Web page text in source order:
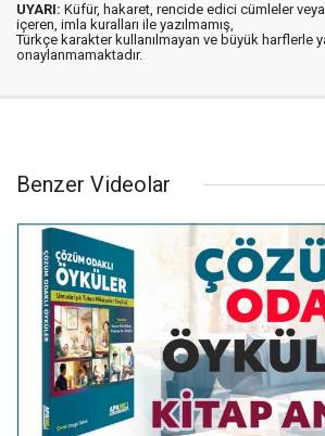
UYARI: Küfür, hakaret, rencide edici cümleler veya
içeren, imla kuralları ile yazılmamış,
Türkçe karakter kullanılmayan ve büyük harflerle
onaylanmamaktadır.
Benzer Videolar